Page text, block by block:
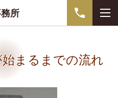
所
まるまでの流れ